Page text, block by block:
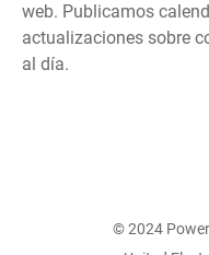
web. Publicamos
actualizaciones sobre
al día.
© 2024